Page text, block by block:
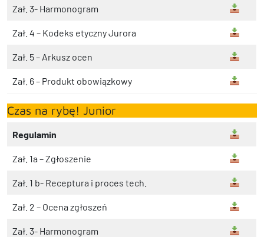
Zał. 3- Harmonogram
Zał. 4 – Kodeks etyczny Jurora
Zał. 5 – Arkusz ocen
Zał. 6 – Produkt obowiązkowy
Czas na rybę! Junior
Regulamin
Zał. 1a – Zgłoszenie
Zał. 1 b- Receptura i proces tech.
Zał. 2 – Ocena zgłoszeń
Zał. 3- Harmonogram